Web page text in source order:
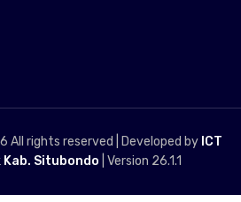
All rights reserved | Developed by ICT
Kab. Situbondo | Version 26.1.1